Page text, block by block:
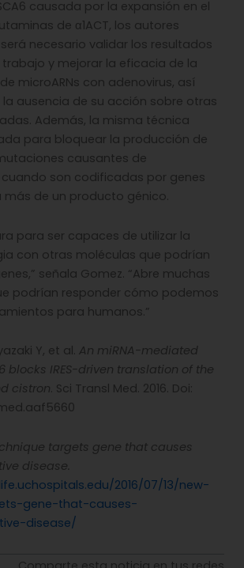
causada por la expansión en el
de α1ACT, los autores
necesario validar los resultados
y mejorar la eficacia de la
microARNs con adenovirus, así
ausencia de su acción sobre otras
Además, la misma técnica
para bloquear la producción de
causantes de
son codificadas por genes
más de un producto génico.
para ser capaces de utilizar la
con otras moléculas que podrían
señala Gomez. “Abre muchas
podrían responder cómo podemos
para humanos.”
Y, et al. An miRNA-mediated
blocks IRES-driven translation of the
cistron. Sci Transl Med. 2016. Doi:
targets gene that causes
disease.
2016/07/13/new-
gene-that-causes-
disease/